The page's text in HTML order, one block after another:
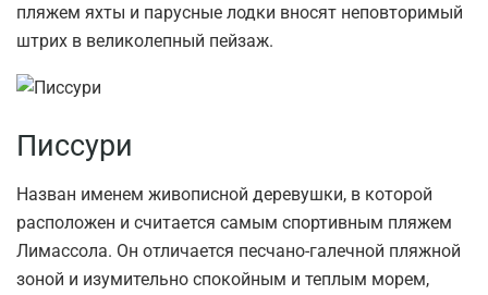
пляжем яхты и парусные лодки вносят неповторимый
штрих в великолепный пейзаж.
Писсури
Назван именем живописной деревушки, в которой
расположен и считается самым спортивным пляжем
Лимассола. Он отличается песчано-галечной пляжной
зоной и изумительно спокойным и теплым морем,